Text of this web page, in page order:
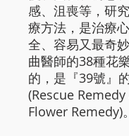
感、沮喪等，研
療方法，是治療
全、容易又最奇
曲醫師的38種花
的，是『39號』
(Rescue
Flower Remedy)。